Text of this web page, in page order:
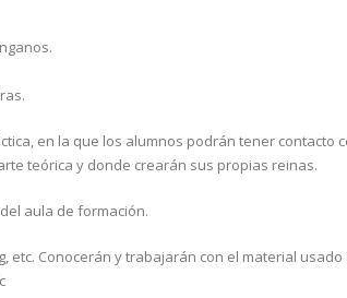
en la que los alumnos podrán tener contacto
teórica y donde crearán sus propias reinas.
aula de formación.
Conocerán y trabajarán con el material